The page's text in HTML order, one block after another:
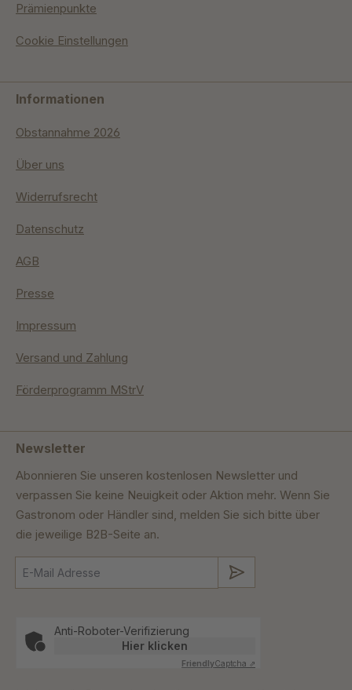
Prämienpunkte
Cookie Einstellungen
Informationen
Obstannahme 2026
Über uns
Widerrufsrecht
Datenschutz
AGB
Presse
Impressum
Versand und Zahlung
Förderprogramm MStrV
Newsletter
Abonnieren Sie unseren kostenlosen Newsletter und
verpassen Sie keine Neuigkeit oder Aktion mehr. Wenn Sie
Gastronom oder Händler sind, melden Sie sich bitte über
die jeweilige B2B-Seite an.
Anti-Roboter-Verifizierung
Hier klicken
FriendlyCaptcha ⇗